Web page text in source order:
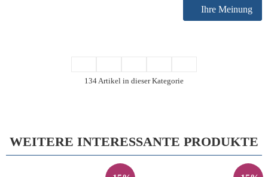
Ihre Meinung
134 Artikel in dieser Kategorie
WEITERE INTERESSANTE PRODUKTE